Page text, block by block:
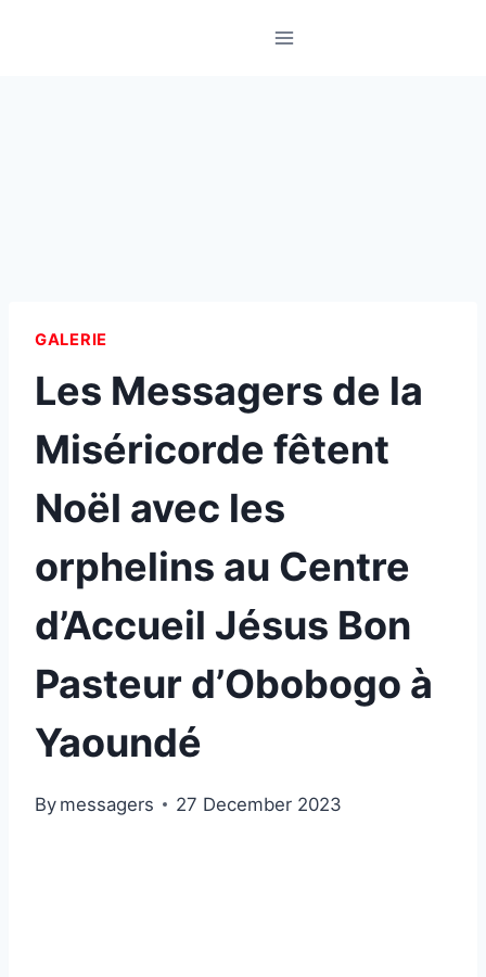
GALERIE
Les Messagers de la
Miséricorde fêtent
Noël avec les
orphelins au Centre
d’Accueil Jésus Bon
Pasteur d’Obobogo à
Yaoundé
By messagers 27 December 2023